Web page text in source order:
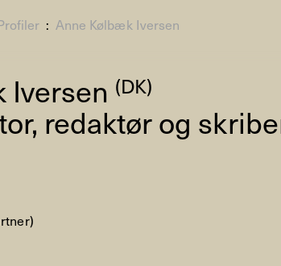
: Anne Kølbæk Iversen
(DK)
redaktør og